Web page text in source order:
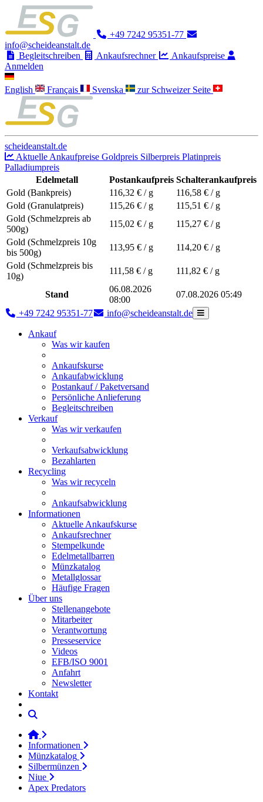
+49 7242 95351-77
info@scheideanstalt.de
Begleitschreiben
Ankaufsrechner
Ankaufspreise
Anmelden
English Français Svenska zur Schweizer Seite
scheideanstalt.de
Aktuelle Ankaufpreise Goldpreis Silberpreis Platinpreis
Palladiumpreis
Edelmetall
Postankaufpreis Schalterankaufpreis
Gold (Bankpreis)
116,32 € / g 116,58 € / g
Gold (Granulatpreis)
115,26 € / g 115,51 € / g
Gold (Schmelzpreis ab
500g)
115,02 € / g 115,27 € / g
Gold (Schmelzpreis 10g
bis 500g)
113,95 € / g 114,20 € / g
Gold (Schmelzpreis bis
10g)
111,58 € / g 111,82 € / g
Stand
06.08.2026
08:00
07.08.2026 05:49
+49 7242 95351-77 info@scheideanstalt.de
Ankauf
Was wir kaufen
Ankaufskurse
Ankaufabwicklung
Postankauf / Paketversand
Persönliche Anlieferung
Begleitschreiben
Verkauf
Was wir verkaufen
Verkaufsabwicklung
Bezahlarten
Recycling
Was wir recyceln
Ankaufsabwicklung
Informationen
Aktuelle Ankaufskurse
Ankaufsrechner
Stempelkunde
Edelmetallbarren
Münzkatalog
Metallglossar
Häufige Fragen
Über uns
Stellenangebote
Mitarbeiter
Verantwortung
Presseservice
Videos
EFB/ISO 9001
Anfahrt
Newsletter
Kontakt
Informationen
Münzkatalog
Silbermünzen
Niue
Apex Predators